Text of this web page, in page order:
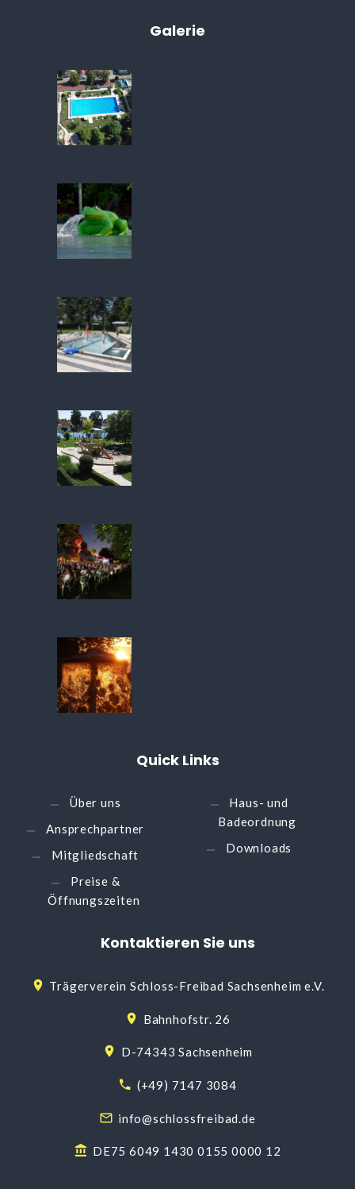
Galerie
Quick Links
Über uns
Ansprechpartner
Mitgliedschaft
Preise &
Öffnungszeiten
Haus- und
Badeordnung
Downloads
Kontaktieren Sie uns
Trägerverein Schloss-Freibad Sachsenheim e.V.
Bahnhofstr. 26
D-74343 Sachsenheim
(+49) 7147 3084
info@schlossfreibad.de
DE75 6049 1430 0155 0000 12